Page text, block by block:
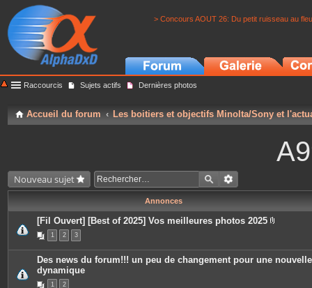
> Concours AOUT 26: Du petit ruisseau au
Raccourcis Sujets actifs Dernières photos
Accueil du forum Les boitiers et objectifs Minolta/Sony et
Nouveau sujet
Annonces
[Fil Ouvert] [Best of 2025] Vos meilleures photos 2025
c
e
1 2 3
Des news du forum!!! un peu de changement pour une nouvelle
dynamique
1 2